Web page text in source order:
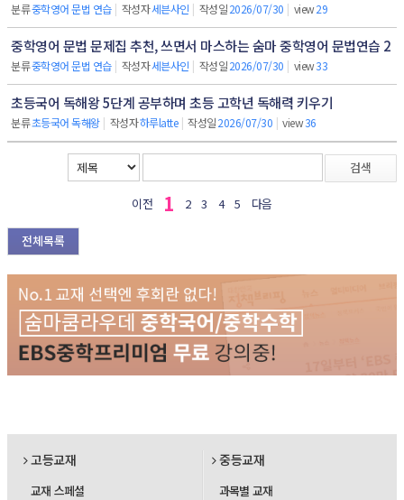
분류중학영어 문법 연습 | 작성자세븐사인 | 작성일2026/07/30 | view29
중학영어 문법 문제집 추천, 쓰면서 마스하는 숨마 중학영어 문법연습 2
분류중학영어 문법 연습 | 작성자세븐사인 | 작성일2026/07/30 | view33
초등국어 독해왕 5단계 공부하며 초등 고학년 독해력 키우기
분류초등국어 독해왕 | 작성자하루latte | 작성일2026/07/30 | view36
검색
이전 1 2 3 4 5 다음
전체목록
고등교재
교재 스페셜
중등교재
과목별 교재